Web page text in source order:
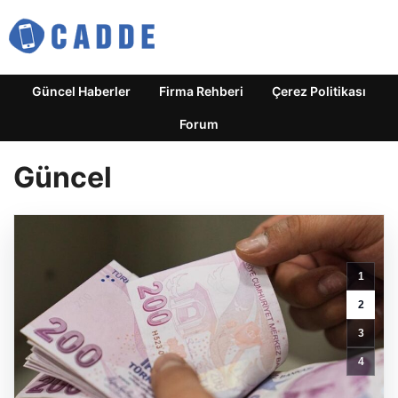
Güncel Haberler Firma Rehberi Çerez Politikası
Forum
Güncel
1
2
3
4
Tunç’tan
uyarı:
Yasadışı
bahis
ve
kumar